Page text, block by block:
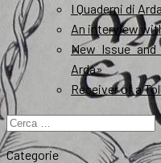
I Quaderni di
An interview
New Issue
Arda»
Receiver of a
Ricerca
per:
Categorie